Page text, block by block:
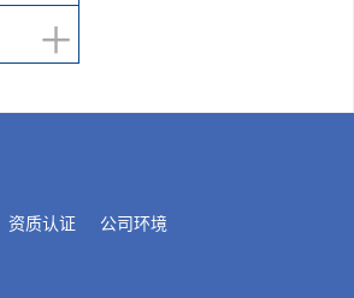
+
资质认证 公司环境